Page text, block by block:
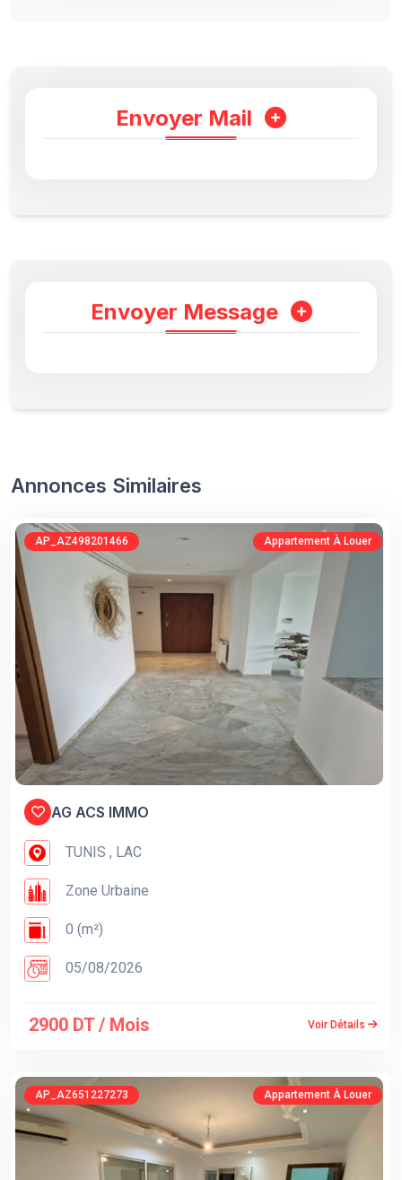
Envoyer Mail
Envoyer Message
Annonces Similaires
AP_AZ498201466 Appartement À Louer
AG ACS IMMO
TUNIS , LAC
Zone Urbaine
0 (m²)
05/08/2026
2900 DT / Mois Voir Détails
AP_AZ651227273 Appartement À Louer